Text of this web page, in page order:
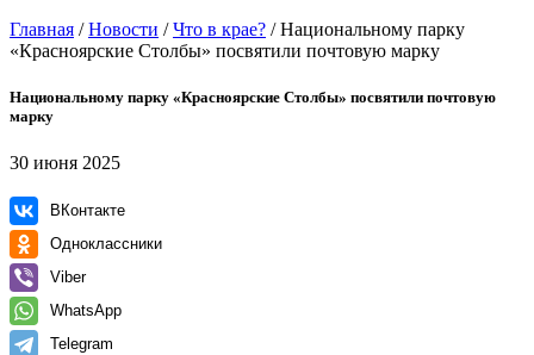
Главная /Новости /Что в крае? /Национальному парку
«Красноярские Столбы» посвятили почтовую марку
Национальному парку «Красноярские Столбы» посвятили почтовую
марку
30 июня 2025
ВКонтакте
Одноклассники
Viber
WhatsApp
Telegram